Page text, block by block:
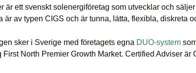
är ett svenskt solenergiföretag som utvecklar och
är av typen CIGS och är tunna, lätta, flexibla, diskreta
sker i Sverige med företagets egna DUO-system
First North Premier Growth Market. Certified Adviser